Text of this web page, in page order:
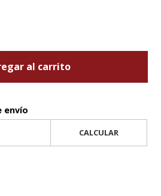
al carrito
envío
CALCULAR